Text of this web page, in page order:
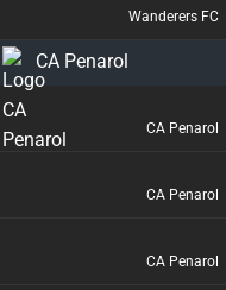
Wanderers FC
CA Penarol
CA Penarol
CA Penarol
CA Penarol